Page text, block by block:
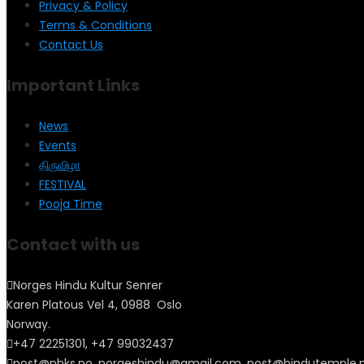
Privacy & Policy
Terms & Conditions
Contact Us
Important Links
News
Events
திருவிழா
FESTIVAL
Pooja Time
Contact with us
Norges Hindu Kultur Senrer
Karen Platous Vel 4, 0988 Oslo
Norway.
+47 22251301, +47 99032437